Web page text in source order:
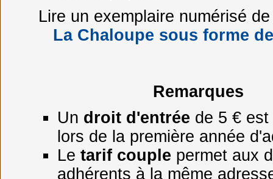
Lire un exemplaire numérisé
La Chaloupe sous forme
Remarques
Un droit d'entrée de 5 €
lors de la première année
Le tarif couple permet aux
adhérents à la même